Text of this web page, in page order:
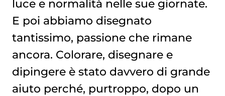
luce e normalità nelle sue giornate.
E poi abbiamo disegnato
tantissimo, passione che rimane
ancora. Colorare, disegnare e
dipingere è stato davvero di grande
aiuto perché, purtroppo, dopo un